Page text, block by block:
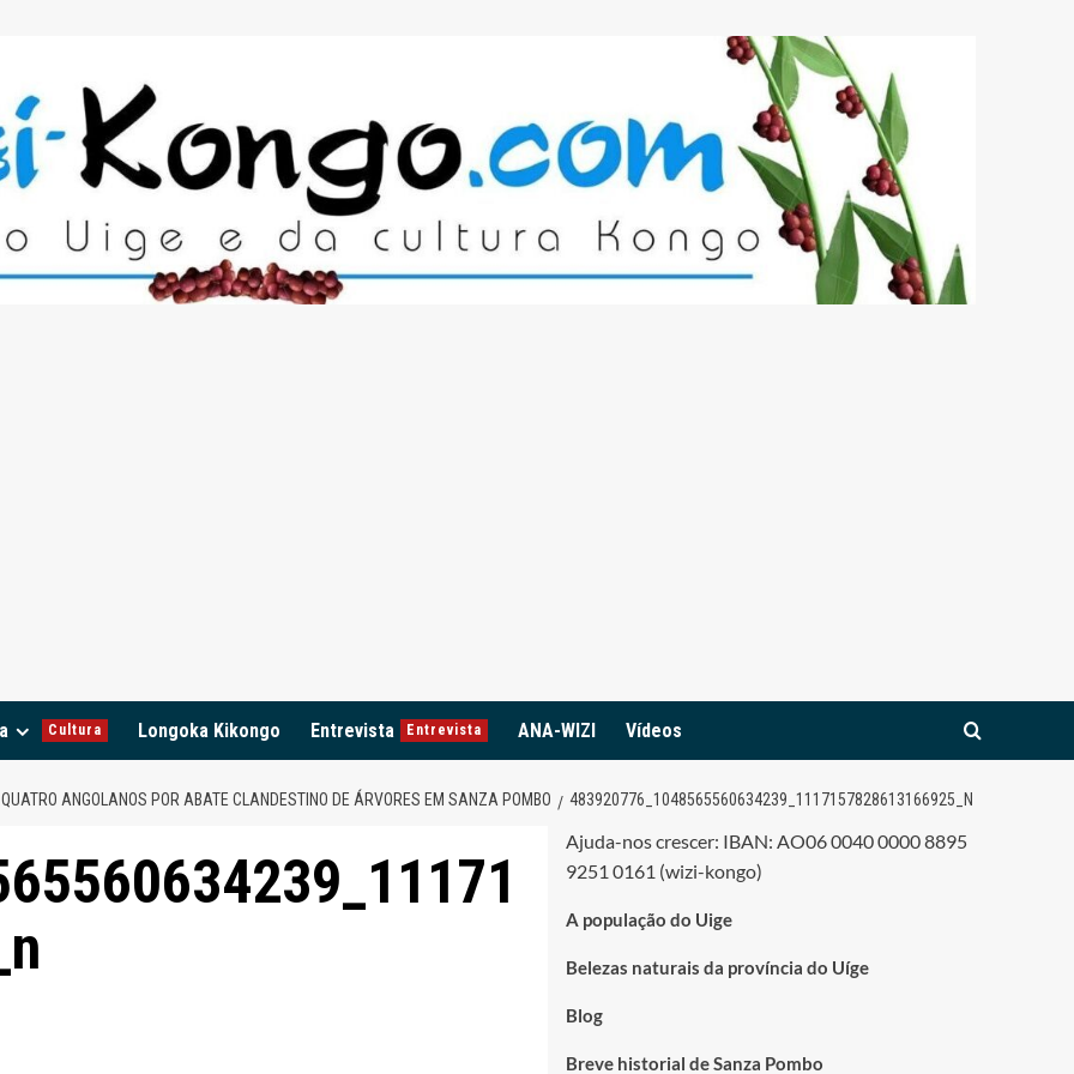
Cultura Longoka Kikongo Entrevista Entrevista ANA-WIZI Vídeos
ANGOLANOS POR ABATE CLANDESTINO DE ÁRVORES EM SANZA POMBO 483920776_1048565560634239_1117157828613166925_N
Ajuda-nos crescer: IBAN: AO06 0040 0000 8895
9251 0161 (wizi-kongo)
A população do Uige
Belezas naturais da província do Uíge
Blog
Breve historial de Sanza Pombo